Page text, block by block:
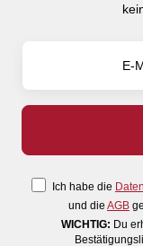
Ich habe die
und die AGB
WICHTIG: Du